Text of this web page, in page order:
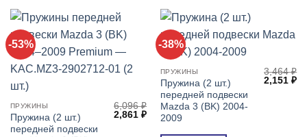
-53%
ПРУЖИНЫ
Пружина (2 шт.)
передней подвески
6,096₽
Первоначальная
цена
2,861₽Текущая
цена:
-38%
ПРУЖИНЫ
Пружина (2 шт.)
передней подвески
Mazda 3 (BK) 2004-
2009
3,464₽
цена
2,151₽